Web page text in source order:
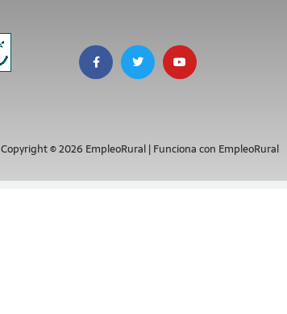
Copyright © 2026 EmpleoRural | Funciona con EmpleoRural